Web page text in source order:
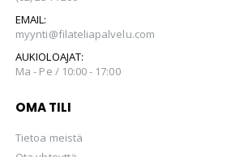
EMAIL:
myynti@filateliapalvelu.com
AUKIOLOAJAT:
Ma - Pe / 10:00 - 17:00
OMA TILI
Tietoa meistä